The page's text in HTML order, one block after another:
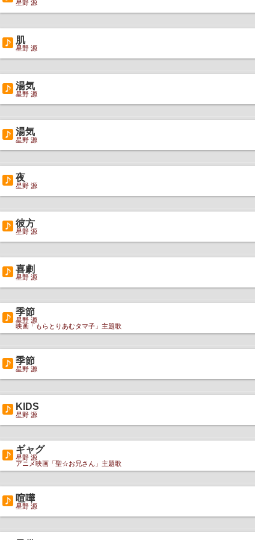
星野 源
肌
星野 源
湯気
星野 源
湯気
星野 源
夜
星野 源
彼方
星野 源
喜劇
星野 源
季節
星野 源
映画「もらとりあむタマ子」主題歌
季節
星野 源
KIDS
星野 源
ギャグ
星野 源
アニメ映画「聖☆お兄さん」主題歌
喧嘩
星野 源